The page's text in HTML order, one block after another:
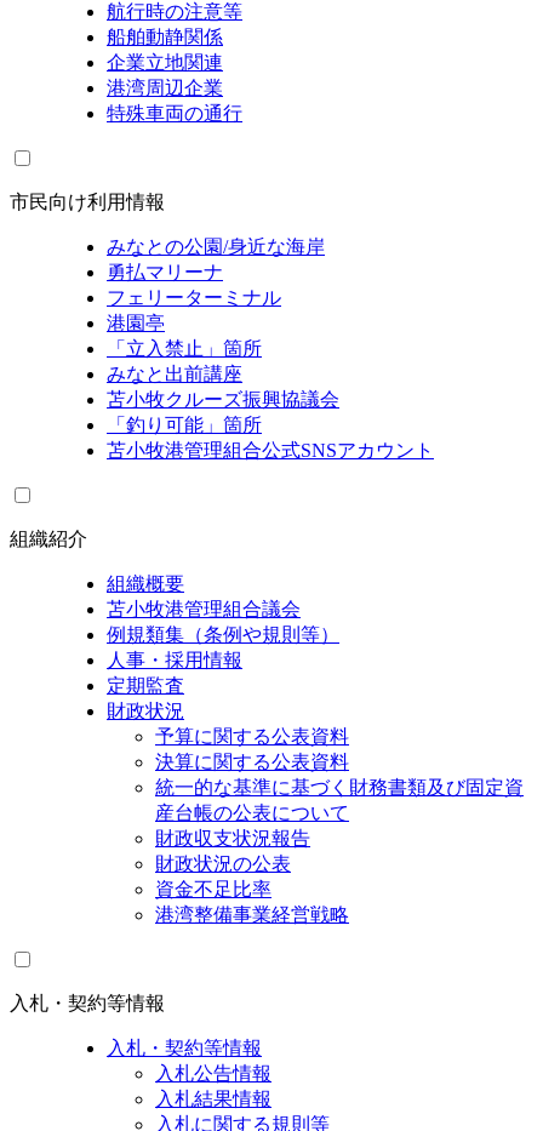
航行時の注意等
船舶動静関係
企業立地関連
港湾周辺企業
特殊車両の通行
市民向け利用情報
みなとの公園/身近な海岸
勇払マリーナ
フェリーターミナル
港園亭
「立入禁止」箇所
みなと出前講座
苫小牧クルーズ振興協議会
「釣り可能」箇所
苫小牧港管理組合公式SNSアカウント
組織紹介
組織概要
苫小牧港管理組合議会
例規類集（条例や規則等）
人事・採用情報
定期監査
財政状況
予算に関する公表資料
決算に関する公表資料
統一的な基準に基づく財務書類及び固定資
産台帳の公表について
財政収支状況報告
財政状況の公表
資金不足比率
港湾整備事業経営戦略
入札・契約等情報
入札・契約等情報
入札公告情報
入札結果情報
入札に関する規則等